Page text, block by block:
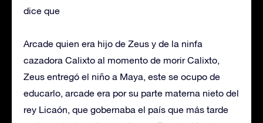
dice que
Arcade quien era hijo de Zeus y de la ninfa
cazadora Calixto al momento de morir Calixto,
Zeus entregó el niño a Maya, este se ocupo de
educarlo, arcade era por su parte materna nieto del
rey Licaón, que gobernaba el país que más tarde